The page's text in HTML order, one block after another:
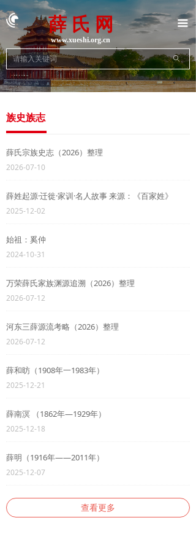
끀
首页
族史族志
地方宗亲
名人名企
文学艺术
联系我们
ꄙ
薛 氏 网
www.xueshi.org.cn
薛氏宗族史志（2026）整理
2026-07-10
薛姓起源·迁徙·家训·名人故事 来源：《百家姓》
2025-12-02
始祖：奚仲
2024-10-31
万荣薛氏家族渊源追溯（2026）整理
2026-07-12
河东三薛源流考略（2026）整理
2026-07-12
薛和昉（1908年一1983年）
2025-12-21
薛南溟 （1862年—1929年）
2025-12-18
薛明（1916年——2011年）
2025-12-07
查看更多
族史族志